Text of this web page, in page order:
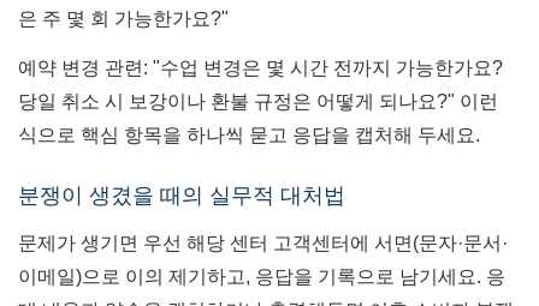
은 주 몇 회 가능한가요?"
예약 변경 관련: "수업 변경은 몇 시간 전까지 가능한가요?
당일 취소 시 보강이나 환불 규정은 어떻게 되나요?" 이런
식으로 핵심 항목을 하나씩 묻고 응답을 캡처해 두세요.
분쟁이 생겼을 때의 실무적 대처법
문제가 생기면 우선 해당 센터 고객센터에 서면(문자·문서·
이메일)으로 이의 제기하고, 응답을 기록으로 남기세요. 응